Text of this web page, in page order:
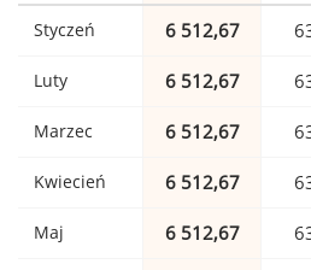
Styczeń 6 512,67
Luty 6 512,67
Marzec 6 512,67
Kwiecień 6 512,67
Maj 6 512,67